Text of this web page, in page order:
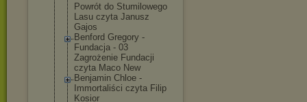
Powrót do Stumilowego
Lasu czyta Janusz
Gajos
Benford Gregory -
Fundacja - 03
Zagrożenie Fundacji
czyta Maco New
Benjamin Chloe -
Immortaliści czyta Filip
Kosior